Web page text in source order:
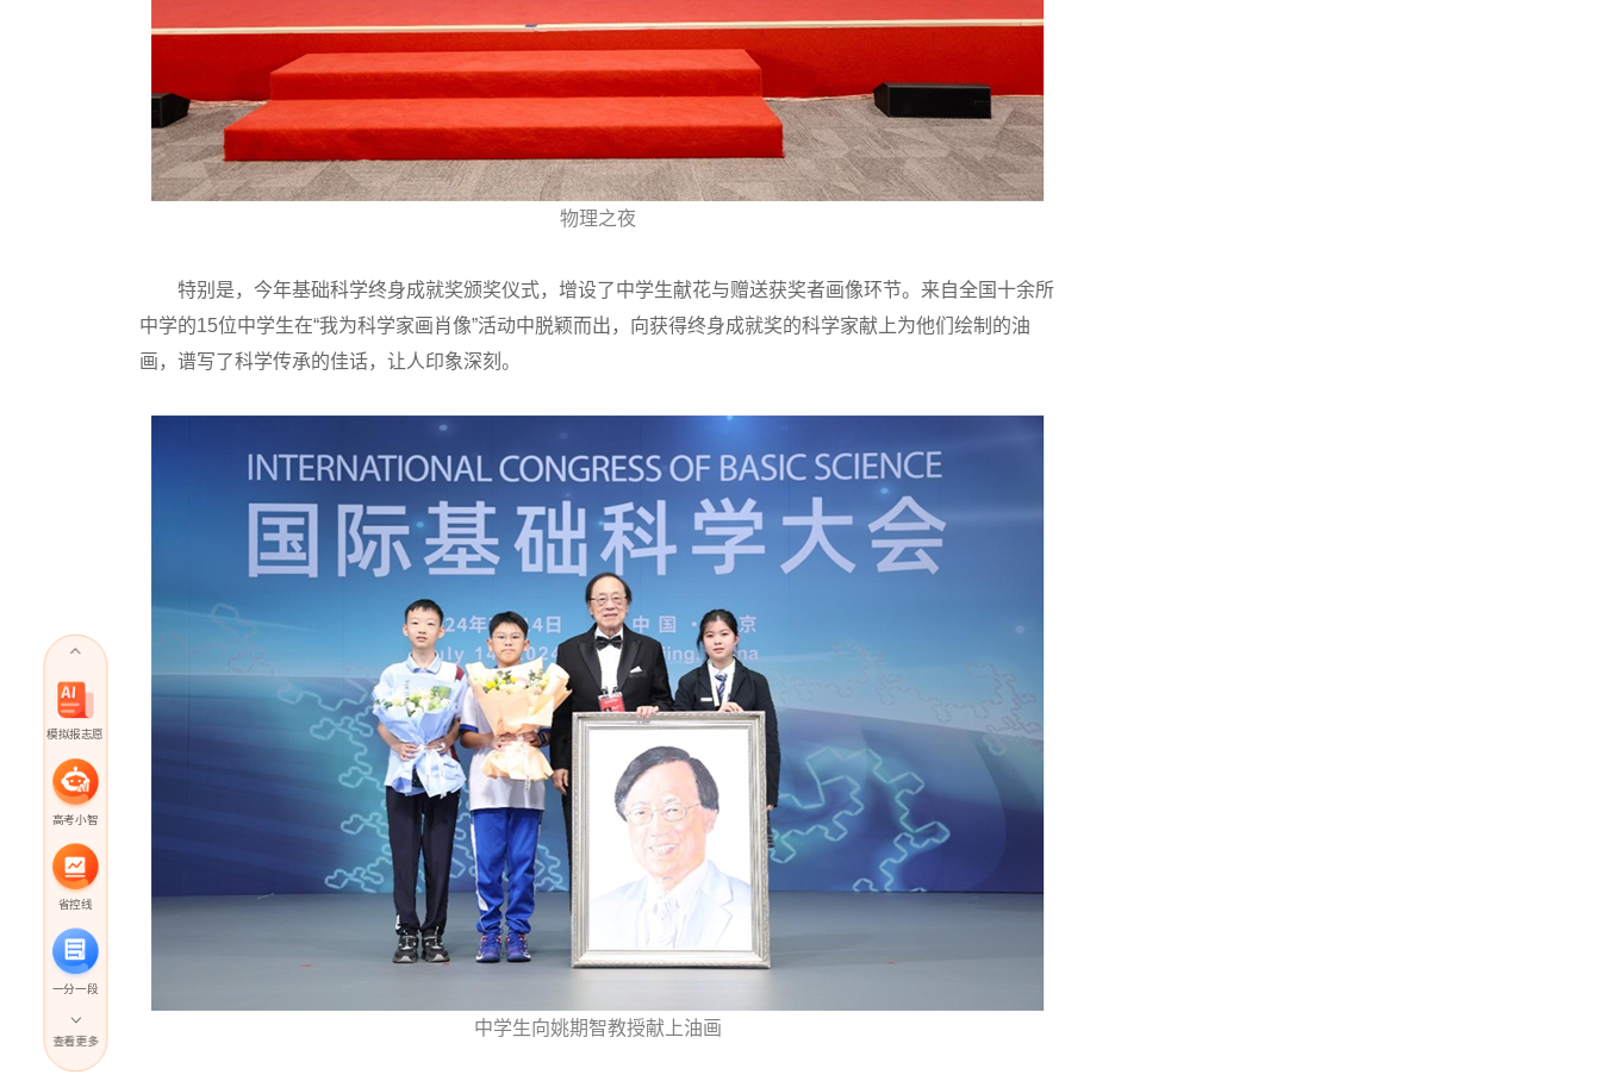
物理之夜
特别是，今年基础科学终身成就奖颁奖仪式，增设了中学生献花与赠送获奖者画像环节。来自全国十余所
中学的15位中学生在“我为科学家画肖像”活动中脱颖而出，向获得终身成就奖的科学家献上为他们绘制的油
画，谱写了科学传承的佳话，让人印象深刻。
中学生向姚期智教授献上油画
模拟报志愿
高考小智
省控线
一分一段
高考直播
查看更多